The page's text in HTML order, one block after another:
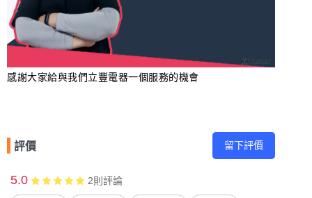
感謝大家給與我們立豐電器一個服務的機會
評價 留下評價
5.0 2則評論